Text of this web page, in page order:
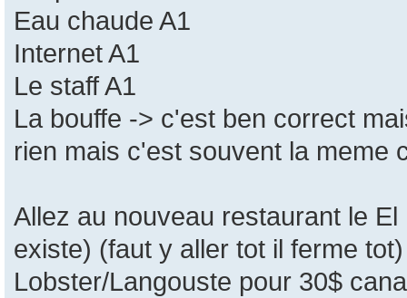
Eau chaude A1
Internet A1
Le staff A1
La bouffe -> c'est ben correct
rien mais c'est souvent la meme
Allez au nouveau restaurant le
existe) (faut y aller tot il ferme
Lobster/Langouste pour 30$